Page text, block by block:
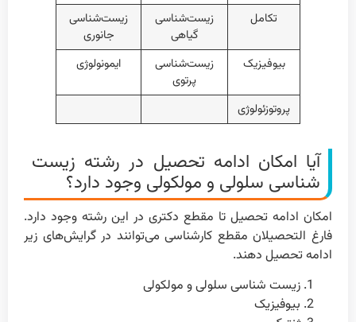
تکامل
زیست‌شناسی
گیاهی
زیست‌شناسی
جانوری
بیوفیزیک
زیست‌شناسی
پرتوی
ایمونولوژی
پروتوزئولوژی
آیا امکان ادامه تحصیل در رشته زیست
شناسی سلولی و مولکولی وجود دارد؟
امکان ادامه تحصیل تا مقطع دکتری در این رشته وجود دارد.
فارغ التحصیلان مقطع کارشناسی می‌توانند در گرایش‌های زیر
ادامه تحصیل دهند.
زیست شناسی سلولی و مولکولی
بیوفیزیک